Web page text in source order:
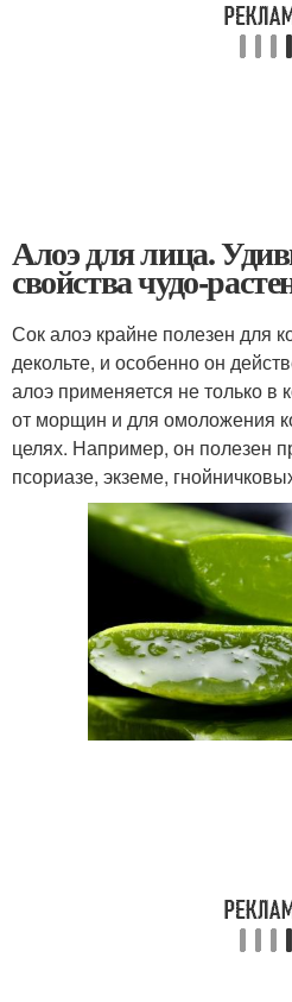
Алоэ для лица.
свойства чудо-
Сок алоэ крайне полезен для
декольте, и особенно он
алоэ применяется не только в
от морщин и для омоложения
целях. Например, он полезен
псориазе, экземе,